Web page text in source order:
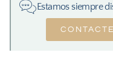
Estamos siempre